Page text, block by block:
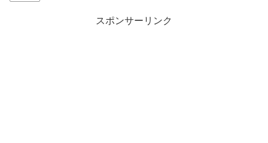
スポンサーリンク